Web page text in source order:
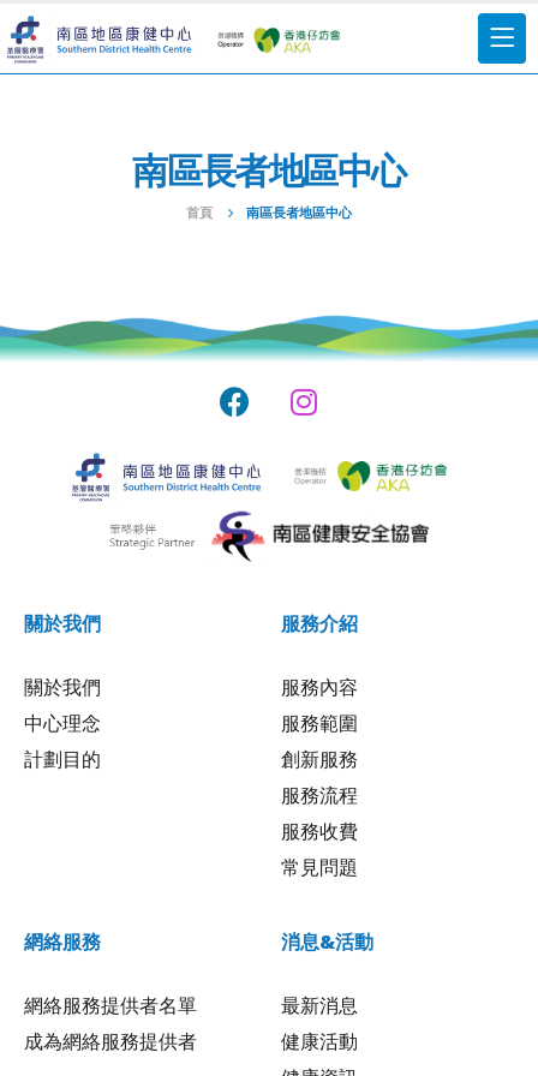
南區長者地區中心
首頁 南區長者地區中心
關於我們
關於我們
中心理念
計劃目的
服務介紹
服務內容
服務範圍
創新服務
服務流程
服務收費
常見問題
網絡服務
網絡服務提供者名單
成為網絡服務提供者
消息&活動
最新消息
健康活動